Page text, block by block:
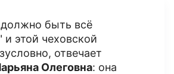
быть всё
и этой чеховской
отвечает
Олеговна: она